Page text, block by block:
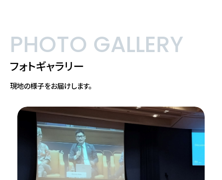
PHOTO GALLERY
フォトギャラリー
現地の様子をお届けします。